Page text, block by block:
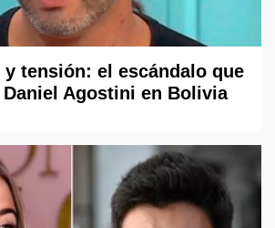
tensión: el escándalo que
Agostini en Bolivia